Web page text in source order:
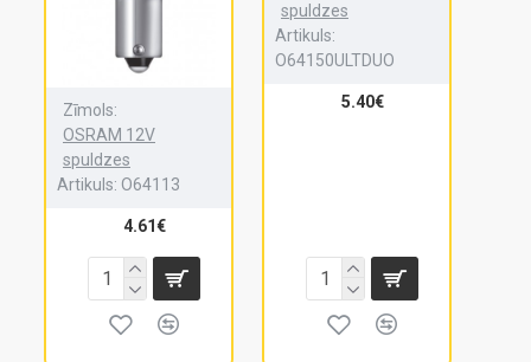
Zīmols:
OSRAM 12V
spuldzes
Artikuls: O64113
4.61€
spuldzes
Artikuls:
O64150ULTDUO
5.40€